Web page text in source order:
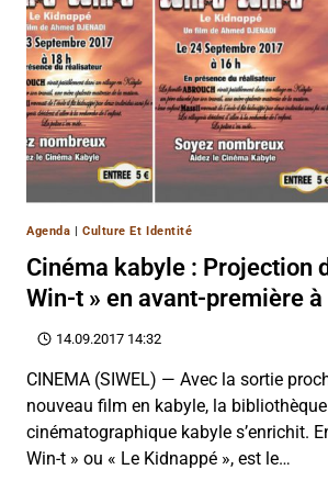
Agenda | Culture Et Identité
Cinéma kabyle : Projection
Win-t » en avant-première
14.09.2017 14:32
CINEMA (SIWEL) — Avec la sortie
nouveau film en kabyle, la bibliothèque
cinématographique kabyle s’enrichit.
Win-t » ou « Le Kidnappé », est le…